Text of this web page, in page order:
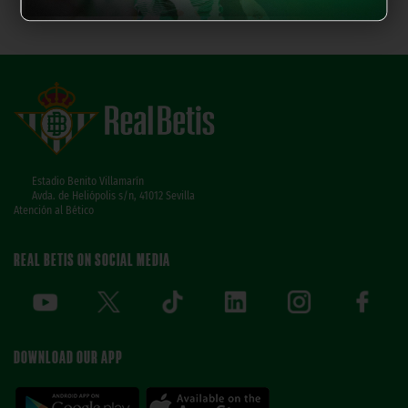
Estadio Benito Villamarín
Avda. de Heliópolis s/n, 41012 Sevilla
Atención al Bético
REAL BETIS ON SOCIAL MEDIA
DOWNLOAD OUR APP